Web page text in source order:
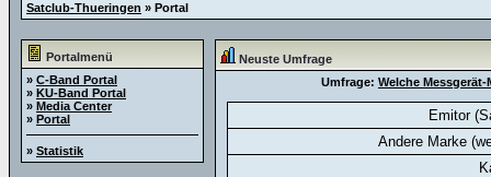
Satclub-Thueringen » Portal
Portalmenü
» C-Band Portal
» KU-Band Portal
» Media Center
» Portal
» Statistik
Neuste Umfrage
Umfrage: Welche
Emitor
Andere Marke